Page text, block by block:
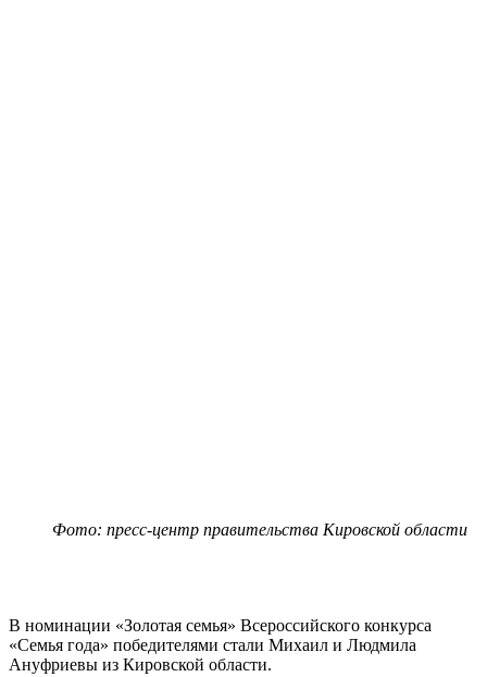
Фото: пресс-центр правительства Кировской области
В номинации «Золотая семья» Всероссийского конкурса
«Семья года» победителями стали Михаил и Людмила
Ануфриевы из Кировской области.